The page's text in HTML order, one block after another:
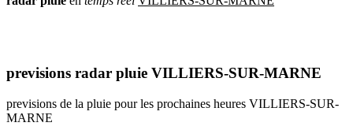
val
marne
communes
previsions radar pluie VILLIERS-SUR-MARNE
previsions de la pluie pour les prochaines heures VILLIERS-SUR-
MARNE